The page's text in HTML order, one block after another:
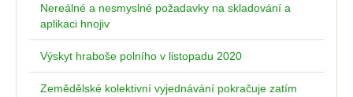
Nereálné a nesmyslné požadavky na skladování a
aplikaci hnojiv
Výskyt hraboše polního v listopadu 2020
Zemědělské kolektivní vyjednávání pokračuje zatím